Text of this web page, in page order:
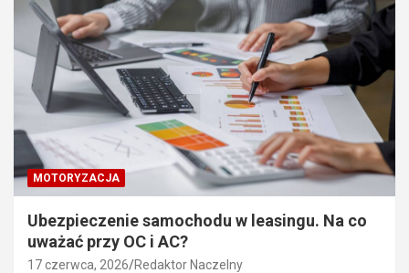
MOTORYZACJA
Ubezpieczenie samochodu w leasingu. Na co
uważać przy OC i AC?
17 czerwca, 2026 Redaktor Naczelny